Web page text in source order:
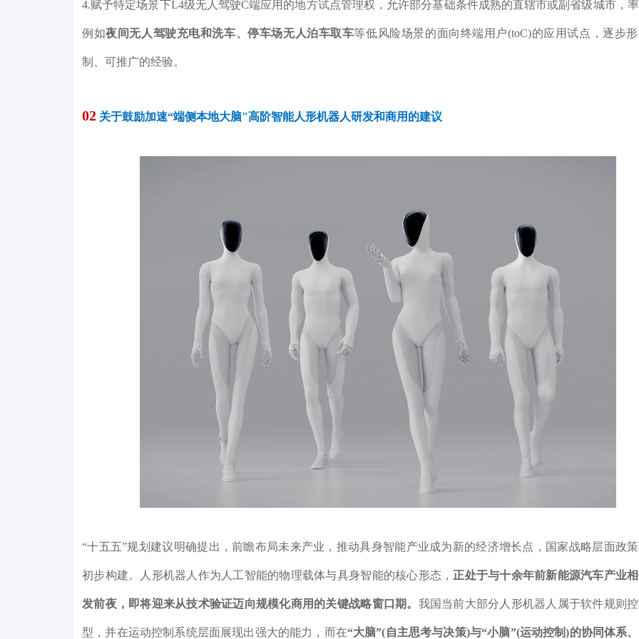
4.赋予特定场景下L4级无人驾驶C端应用的地方试点管理权，允许部分基础条件成熟的直辖市或副省级城市，
例如夜间无人驾驶充电和洗车、停车场无人泊车取车等低风险场景的面向终端用户(toC)的应用试点，逐步
制、可推广的经验。
02 关于鼓励加速“端侧本地大脑"高阶智能人形机器人研发和商用的建议
“十五五”规划建议明确提出，前瞻布局未来产业，推动具身智能产业成为新的经济增长点，国家战略层面政
初步构建。人形机器人作为人工智能的物理载体与具身智能的核心形态，正处于与十余年前新能源汽车产业
发前夜，即将迎来从技术验证迈向规模化商用的关键战略窗口期。 我国当前大部分人形机器人属于软件规则
型，并在运动控制系统层面展现出强大的能力，而在“大脑”(自主思考与决策)与“小脑”(运动控制)的协同体系